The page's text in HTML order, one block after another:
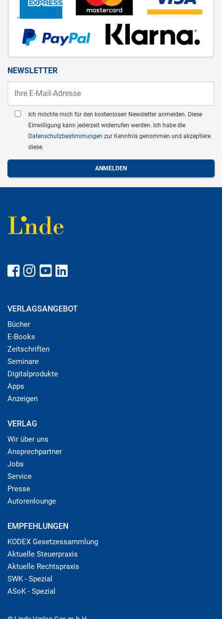
NEWSLETTER
Ich möchte mich für den kostenlosen Newsletter anmelden. Diese
Einwilligung kann jederzeit widerrufen werden. Ich habe die
Datenschutzbestimmungen zur Kenntnis genommen und akzeptiere
diese.
VERLAGSANGEBOT
Bücher
E-Books
Zeitschriften
Seminare
Digitalprodukte
Apps
Anzeigen
VERLAG
Wir über uns
Ansprechpartner
Jobs
Service
Presse
Autorenlounge
EMPFEHLUNGEN
KODEX Gesetzessammlung
Aktuelle Steuerpraxis
Aktuelle Rechtspraxis
SWK - Spezial
ASoK - Spezial